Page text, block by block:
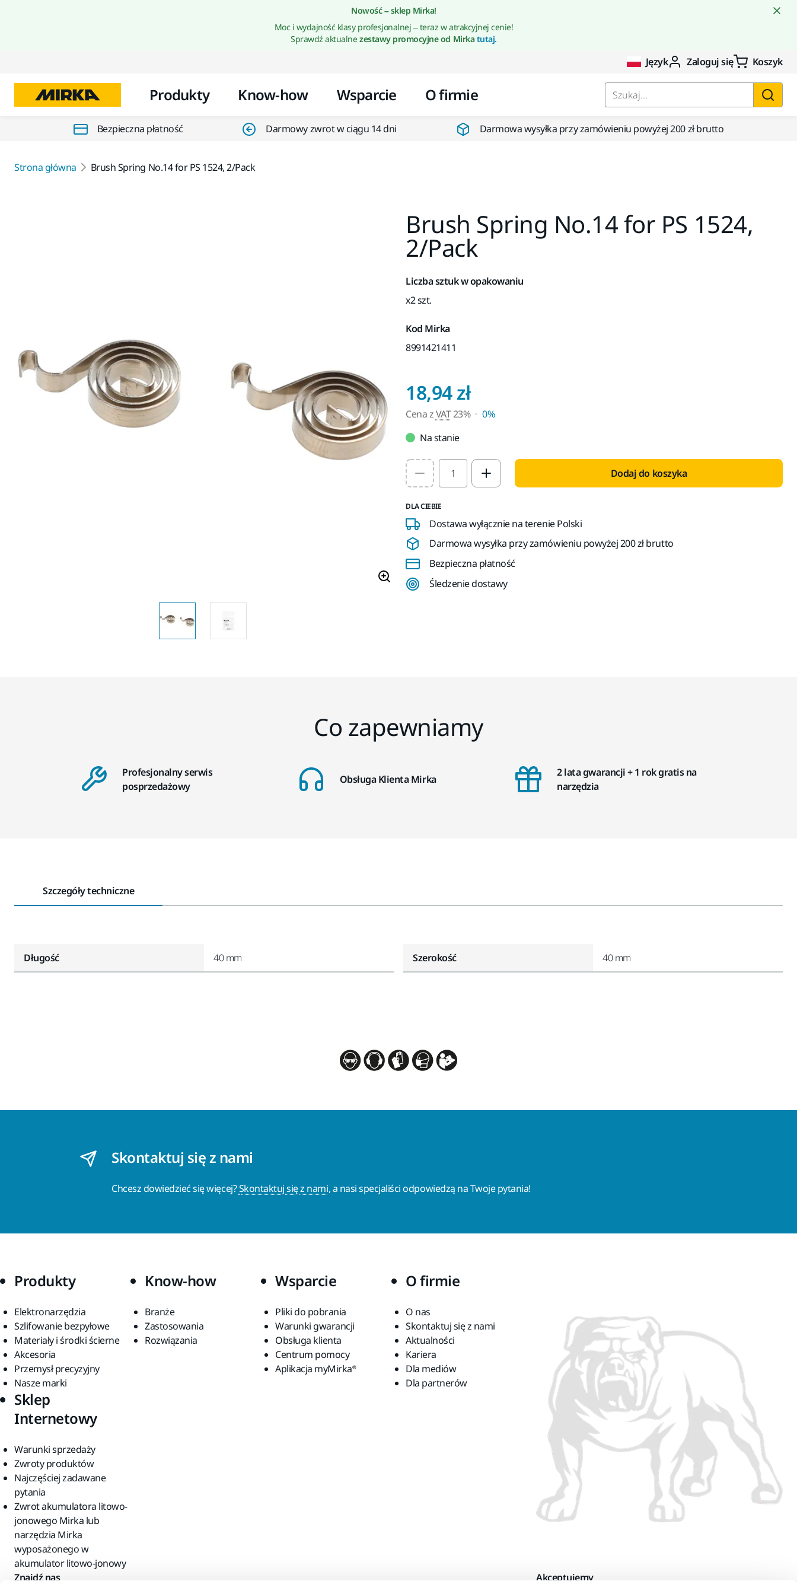
Przejdź do treści
Nowość – sklep Mirka!
Moc i wydajność klasy profesjonalnej – teraz w atrakcyjnej cenie!
Sprawdź aktualnezestawy promocyjne od Mirkatutaj.
Język Zaloguj się Koszyk
Produkty Know-how Wsparcie O firmie Szukaj...
Bezpieczna płatność Darmowy zwrot w ciągu 14 dni Darmowa wysyłka przy zamówieniu powyżej 200 zł brutto
Strona główna Brush Spring No.14 for PS 1524, 2/Pack
Brush Spring No.14 for PS 1524,
2/Pack
Liczba sztuk w opakowaniu
x2 szt.
Kod Mirka
8991421411
18,94 złCena z VAT 23%
Cena zVAT23%
0%
Na stanie
Select quantity value Dodaj do koszyka
DLA CIEBIE
Dostawa wyłącznie na terenie Polski
Darmowa wysyłka przy zamówieniu powyżej 200 zł brutto
Bezpieczna płatność
Śledzenie dostawy
Co zapewniamy
Profesjonalny serwis
posprzedażowy
Obsługa Klienta Mirka
2 lata gwarancji + 1 rok gratis na
narzędzia
Szczegóły techniczne
Długość 40 mm Szerokość 40 mm
Skontaktuj się z nami
Chcesz dowiedzieć się więcej?Skontaktuj się z nami, a nasi specjaliści odpowiedzą na Twoje pytania!
Produkty
Elektronarzędzia
Szlifowanie bezpyłowe
Materiały i środki ścierne
Akcesoria
Przemysł precyzyjny
Nasze marki
Know-how
Branże
Zastosowania
Rozwiązania
Wsparcie
Pliki do pobrania
Warunki gwarancji
Obsługa klienta
Centrum pomocy
Aplikacja myMirka®
O firmie
O nas
Skontaktuj się z nami
Aktualności
Kariera
Dla mediów
Dla partnerów
Sklep
Internetowy
Warunki sprzedaży
Zwroty produktów
Najczęściej zadawane
pytania
Zwrot akumulatora litowo-
jonowego Mirka lub
narzędzia Mirka
wyposażonego w
akumulator litowo-jonowy
Znajdź nas
Akceptujemy